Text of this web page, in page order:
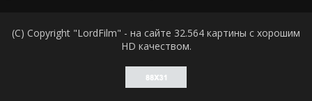
(C) Copyright "LordFilm" - на сайте 32.564 картины с хорошим
HD качеством.